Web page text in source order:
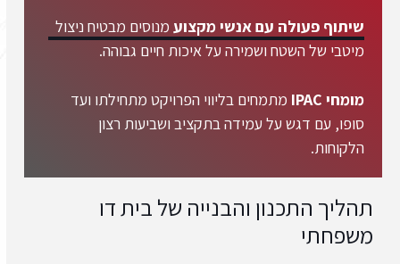
שיתוף פעולה עם אנשי מקצוע מנוסים מבטיח ניצול
מיטבי של השטח ושמירה על איכות חיים גבוהה.
מומחי IPAC
מתמחים בליווי הפרויקט מתחילתו ועד
סופו, עם דגש על עמידה בתקציב ושביעות רצון
הלקוחות.
תהליך התכנון והבנייה של בית דו
משפחתי